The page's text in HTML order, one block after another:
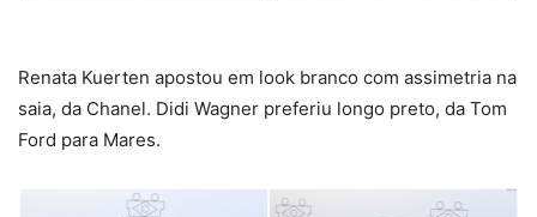
Renata Kuerten apostou em look branco com assimetria na
saia, da Chanel. Didi Wagner preferiu longo preto, da Tom
Ford para Mares.